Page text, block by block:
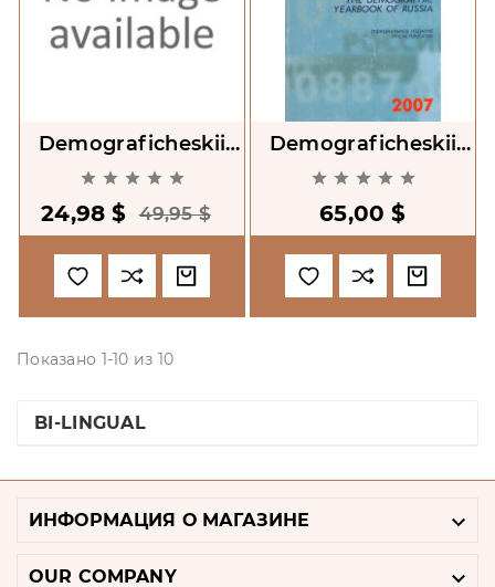
Demograficheskii
Ezhegodnik Rossiii
2005
    
24,98 $ 49,95 $
Demograficheskii
Ezhegodnik Rossii
2007
    
65,00 $
Показано 1-10 из 10
BI-LINGUAL
ИНФОРМАЦИЯ О МАГАЗИНЕ 
OUR COMPANY 